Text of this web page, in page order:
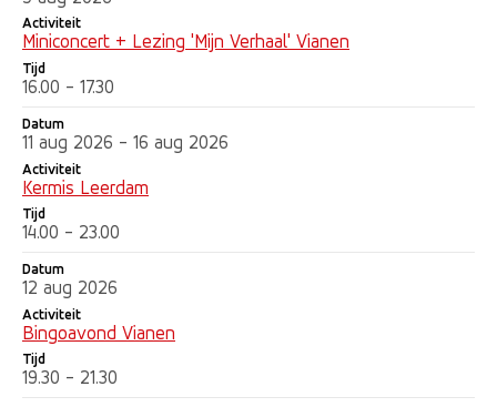
Activiteit
Miniconcert + Lezing 'Mijn Verhaal' Vianen
Tijd
16.00 - 17.30
Datum
11 aug 2026 - 16 aug 2026
Activiteit
Kermis Leerdam
Tijd
14.00 - 23.00
Datum
12 aug 2026
Activiteit
Bingoavond Vianen
Tijd
19.30 - 21.30